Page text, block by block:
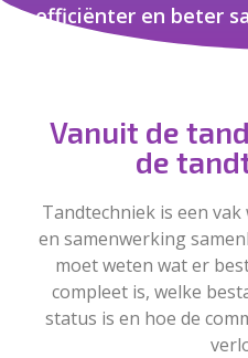
efficiënter en beter
Vanuit de
de
Tandtechniek is een
en samenwerking
moet weten wat er
compleet is, welke
status is en hoe de